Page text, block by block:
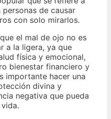
de causar
con solo mirarlos.
el mal de ojo no es
a la ligera, ya que
física y emocional,
bienestar financiero y
importante hacer una
divina y
negativa que pueda